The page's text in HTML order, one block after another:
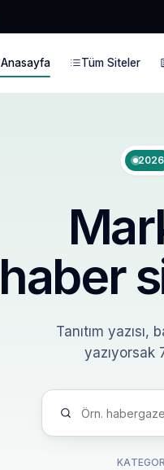
Anasayfa Tüm Siteler
2026
haber
Tanıtım
yazıyorsak